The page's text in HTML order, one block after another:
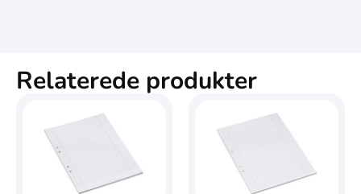
Relaterede produkter